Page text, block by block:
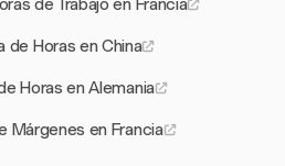
de Trabajo en Francia
de Horas en China
Horas en Alemania
Márgenes en Francia